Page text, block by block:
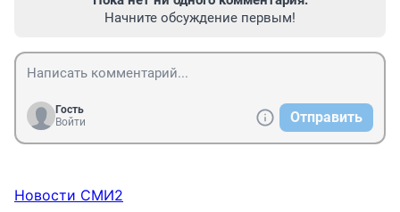
Начните обсуждение первым!
Гость
Войти
Отправить
Новости СМИ2